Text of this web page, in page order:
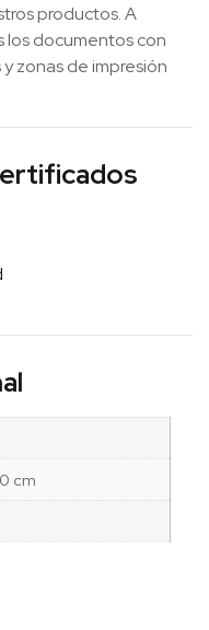
productos. A
los documentos con
zonas de impresión
cm